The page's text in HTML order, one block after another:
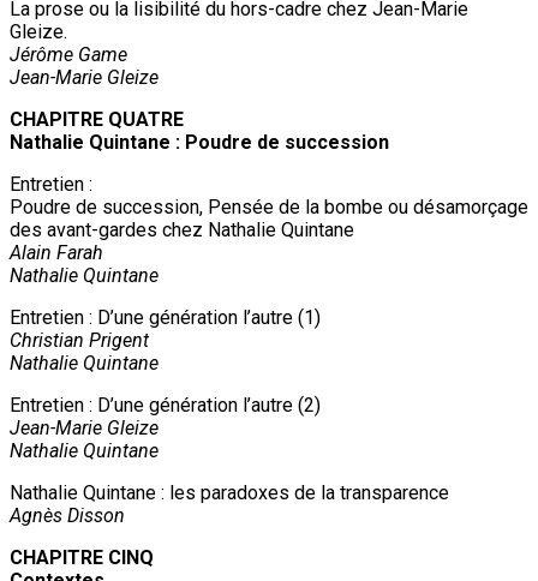
La prose ou la lisibilité du hors-cadre chez Jean-Marie
Gleize.
Jérôme Game
Jean-Marie Gleize
CHAPITRE QUATRE
Nathalie Quintane : Poudre de succession
Entretien :
Poudre de succession, Pensée de la bombe ou désamorçage
des avant-gardes chez Nathalie Quintane
Alain Farah
Nathalie Quintane
Entretien : D’une génération l’autre (1)
Christian Prigent
Nathalie Quintane
Entretien : D’une génération l’autre (2)
Jean-Marie Gleize
Nathalie Quintane
Nathalie Quintane : les paradoxes de la transparence
Agnès Disson
CHAPITRE CINQ